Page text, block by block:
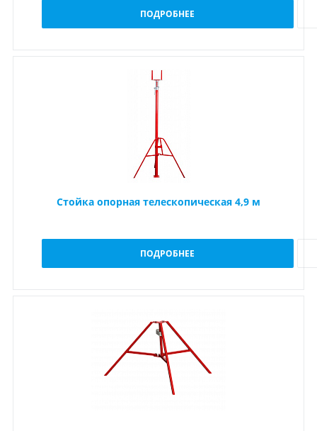
ПОДРОБНЕЕ
Стойка опорная телескопическая 4,9 м
ПОДРОБНЕЕ